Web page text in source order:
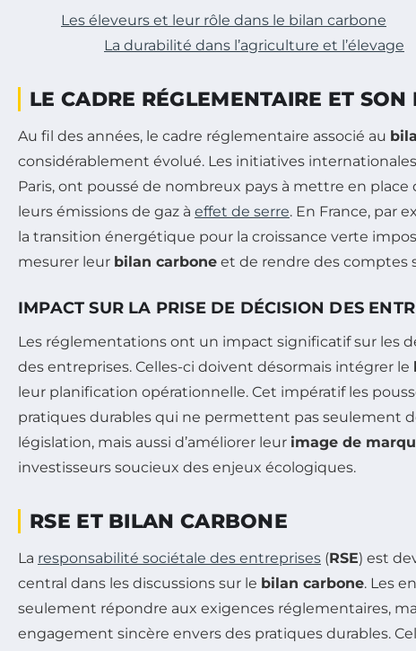
Les éleveurs et leur rôle dans le bilan carbone
La durabilité dans l’agriculture et l’élevage
LE CADRE RÉGLEMENTAIRE ET SON
Au fil des années, le cadre réglementaire associé au
considérablement évolué. Les initiatives
Paris, ont poussé de nombreux pays à mettre en place
leurs émissions de gaz à effet de serre. En France, par
la transition énergétique pour la croissance verte
mesurer leur bilan carbone et de rendre des comptes
IMPACT SUR LA PRISE DE DÉCISION DES
Les réglementations ont un impact significatif sur les
des entreprises. Celles-ci doivent désormais intégrer le
leur planification opérationnelle. Cet impératif les
pratiques durables qui ne permettent pas seulement
législation, mais aussi d’améliorer leur image de
investisseurs soucieux des enjeux écologiques.
RSE ET BILAN CARBONE
La responsabilité sociétale des entreprises (RSE) est
central dans les discussions sur le bilan carbone. Les
seulement répondre aux exigences réglementaires,
engagement sincère envers des pratiques durables.